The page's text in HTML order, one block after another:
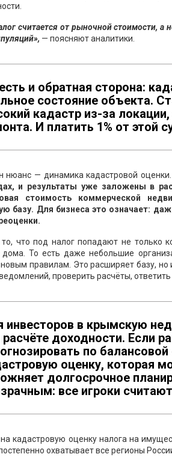
считается от рыночной стоимости, а
— поясняют аналитики.
и обратная сторона:
состояние объекта.
кадастр из-за
И платить 1% от этой
нюанс — динамика кадастровой оценки.
и результаты уже заложены в
стоимость коммерческой
базу. Для бизнеса это означает:
что под налог попадают не только
То есть даже небольшие
правилам. Это расширяет базу,
проверить расчёты, ответить
инвесторов в крымскую
расчёте доходности. Если
по
оценку, которая
долгосрочное
все игроки
кадастровую оценку налога на
охватывает все регионы